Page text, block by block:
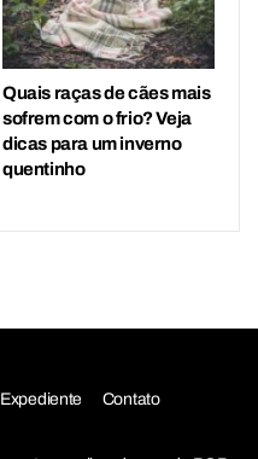
Quais raças de cães mais
sofrem com o frio? Veja
dicas para um inverno
quentinho
Expediente Contato